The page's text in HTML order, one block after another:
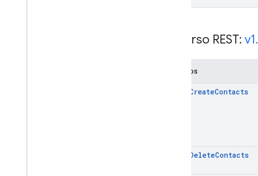
Recurso REST: v1.
Métodos
CreateContacts
DeleteContacts